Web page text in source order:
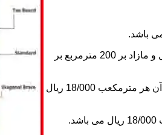
2-اجاره داربست یک ماه های زیر دویست مترمربع و یا کمتر از یک ماه مقطوع 6/500/000 ریال و مازاد بر 200 مترمربع بر
3-اجاره داربست یک ماه کلراژ ساده بدون سقف تا 200 مترمکعب 5/500/000 ریال و مازاد بر آن هر مترمکعب 18/000 ریال